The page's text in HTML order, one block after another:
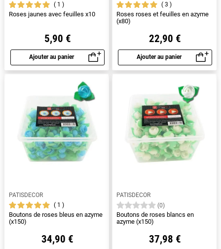
1
Roses jaunes avec feuilles x10
5,90 €
Ajouter au panier
Aperçu rapide
3
Roses roses et feuilles en azyme
(x80)
22,90 €
Ajouter au panier
Aperçu rapide
PATISDECOR
1
Boutons de roses bleus en azyme
(x150)
34,90 €
PATISDECOR
(0)
Boutons de roses blancs en
azyme (x150)
37,98 €